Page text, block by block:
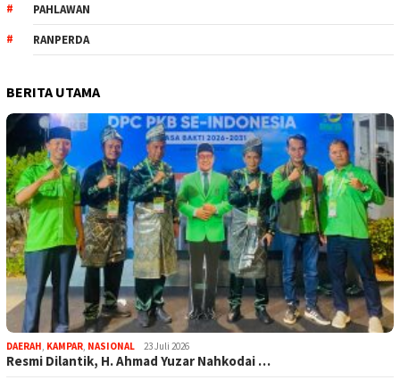
PAHLAWAN
RANPERDA
BERITA UTAMA
DAERAH, KAMPAR, NASIONAL 23 Juli 2026
Resmi Dilantik, H. Ahmad Yuzar Nahkodai …